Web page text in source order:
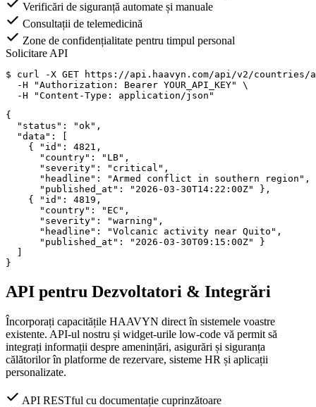
Verificări de siguranță automate și manuale
Consultații de telemedicină
Zone de confidențialitate pentru timpul personal
Solicitare API
$ curl -X GET https://api.haavyn.com/api/v2/
  -H
"Authorization: Bearer YOUR_API_KEY"
\
  -H
"Content-Type: application/json"
{
"status" : "ok" ,
"data" : [
    {
"id" : 4821 ,
"country" : "LB" ,
"severity" : "critical" ,
"headline" : "Armed conflict in southern region" ,
"published_at" : "2026-03-30T14:22:00Z"
},
    {
"id" : 4819 ,
"country" : "EC" ,
"severity" : "warning" ,
"headline" : "Volcanic activity near Quito" ,
"published_at" : "2026-03-30T09:15:00Z"
}
}
API pentru Dezvoltatori & Integrări
Încorporați capacitățile HAAVYN direct în sistemele voastre
existente. API-ul nostru și widget-urile low-code vă permit să
integrați informații despre amenințări, asigurări și siguranța
călătorilor în platforme de rezervare, sisteme HR și aplicații
personalizate.
API RESTful cu documentație cuprinzătoare